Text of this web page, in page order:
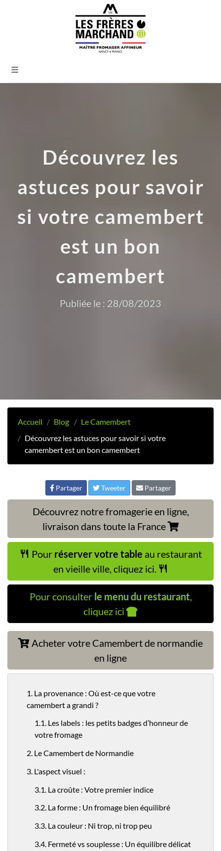
Découvrez les
astuces pour savoir
si votre camembert
est un bon
camembert
Publiée le : 28/08/2023
Accueil Blog
Le Camembert
Découvrez les astuces pour savoir si votre
camembert est un bon camembert
Partager Tweeter Partager
Découvrez notre fromagerie en ligne,
livraison dans toute la France
Pour réserver votre table au restaurant
en vieille ville, cliquez ici.
Pour consulter le menu du restaurant,
cliquez ici
Acheter votre Camembert de normandie
en ligne
1. La provenance : Où est-ce que votre
camembert a grandi ?
1.1. Les labels : les petits badges d’honneur de
votre fromage
2. Le Camembert de Normandie
3. L'aspect visuel :
3.1. La croûte : Votre premier indice
3.2. La forme : Un fromage bien équilibré
3.3. La couleur : Ni trop, ni trop peu
3.4. Fermeté vs souplesse : Un équilibre délicat